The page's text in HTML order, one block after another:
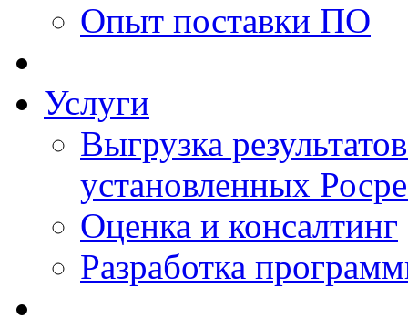
Опыт поставки ПО
Услуги
Выгрузка
установленных
Оценка и консалтинг
Разработка